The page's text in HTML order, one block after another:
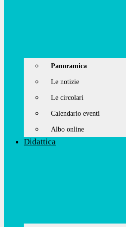
Panoramica
Le notizie
Le circolari
Calendario eventi
Albo online
Didattica